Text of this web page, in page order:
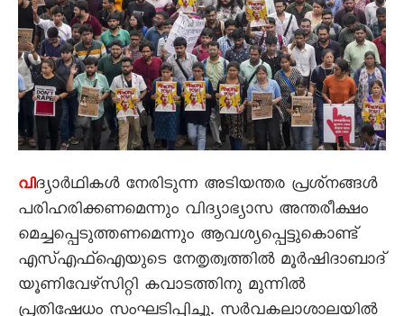
വിദ്യാർഥികൾ നേരിടുന്ന അടിയന്തര പ്രശ്‌നങ്ങൾ
പരിഹരിക്കണമെന്നും വിദ്യാഭ്യാസ അന്തരീക്ഷം
മെച്ചപ്പെടുത്തണമെന്നും ആവശ്യപ്പെട്ടുകൊണ്ട്‌
എസ്‌എഫ്‌ഐയുടെ നേതൃത്വത്തിൽ മൂർഷിദാബാദ്‌
യൂണിവേഴ്‌സിറ്റി കവാടത്തിനു മുന്നിൽ